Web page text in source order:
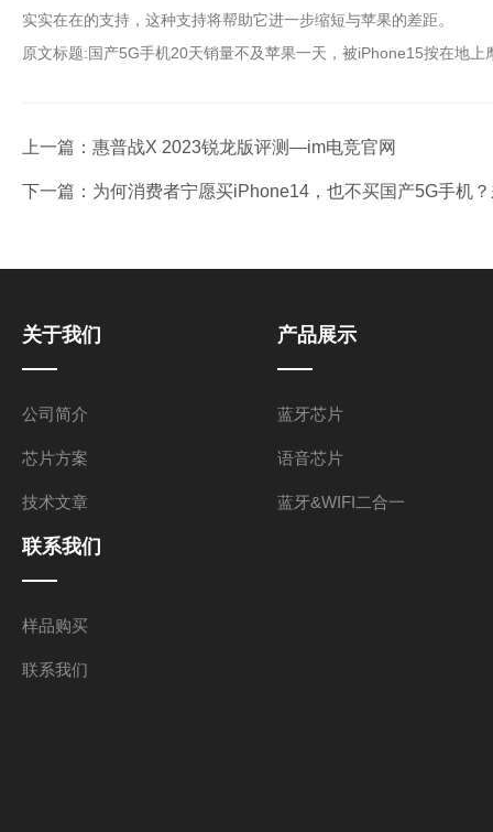
实实在在的支持，这种支持将帮助它进一步缩短与苹果的差距。
原文标题:国产5G手机20天销量不及苹果一天，被iPhone15按在地上
上一篇： 惠普战X 2023锐龙版评测—im电竞官网
下一篇： 为何消费者宁愿买iPhone14，也不买国产5G手机
关于我们
公司简介
芯片方案
技术文章
产品展示
蓝牙芯片
语音芯片
蓝牙&WIFI二合一
联系我们
样品购买
联系我们